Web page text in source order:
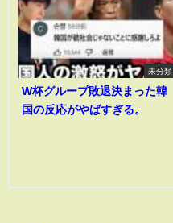
未分類
W杯グループ敗退決まった韓
国の反応がやばすぎる。